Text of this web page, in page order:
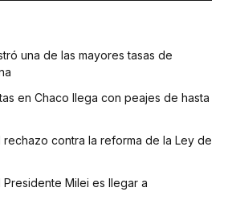
una de las mayores tasas de
en Chaco llega con peajes de hasta
rechazo contra la reforma de la Ley de
Milei es llegar a